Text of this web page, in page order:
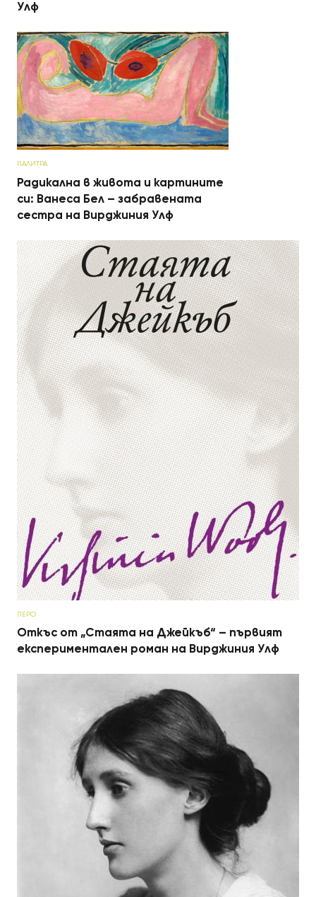
Улф
ПАЛИТРА
Радикална в живота и картините
си: Ванеса Бел – забравената
сестра на Вирджиния Улф
ПЕРО
Откъс от „Стаята на Джейкъб“ – първият
експериментален роман на Вирджиния Улф